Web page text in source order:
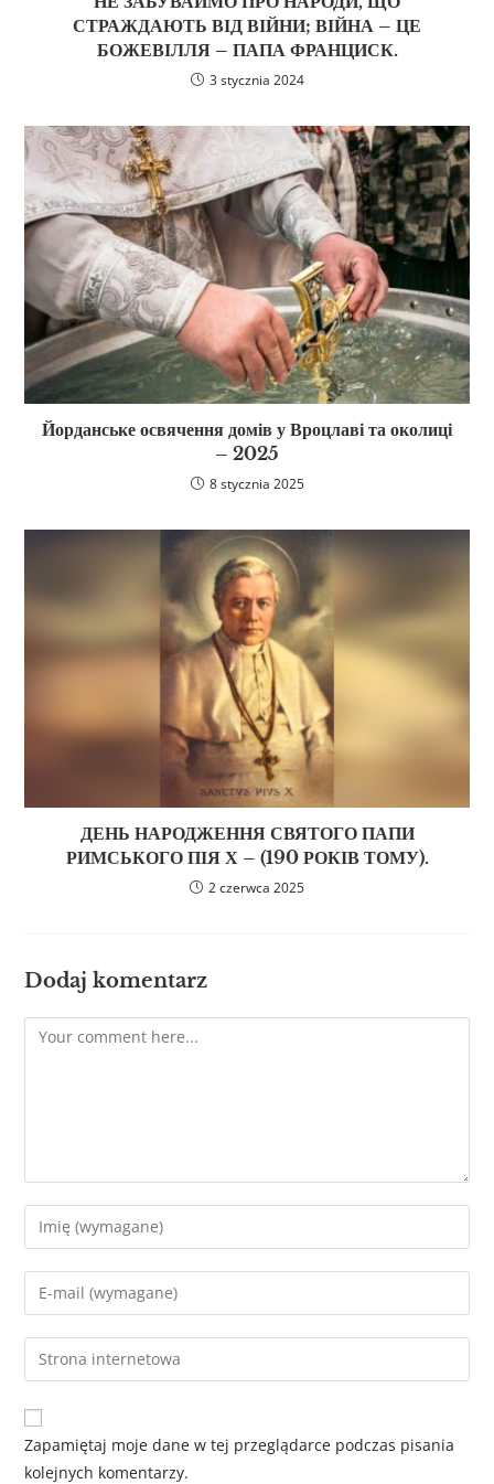
СТРАЖДАЮТЬ ВІД ВІЙНИ; ВІЙНА – ЦЕ
БОЖЕВІЛЛЯ – ПАПА ФРАНЦИСК.
3 stycznia 2024
Йорданське освячення домів у Вроцлаві та околиці
– 2025
8 stycznia 2025
ДЕНЬ НАРОДЖЕННЯ СВЯТОГО ПАПИ
РИМСЬКОГО ПІЯ Х – (190 РОКІВ ТОМУ).
2 czerwca 2025
Dodaj komentarz
Zapamiętaj moje dane w tej przeglądarce podczas pisania
kolejnych komentarzy.